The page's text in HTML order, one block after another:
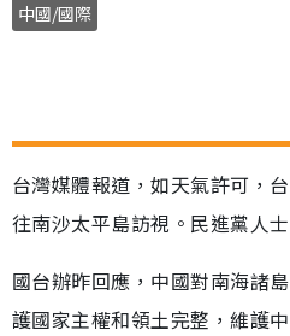
中國/國際
台灣媒體報道，如天氣許可，
往南沙太平島訪視。民進黨人
國台辦昨回應，中國對南海諸
護國家主權和領土完整，維護